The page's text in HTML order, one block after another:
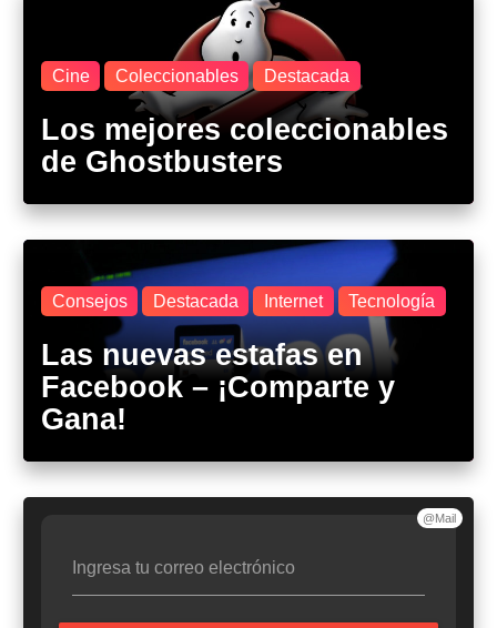
Cine Coleccionables Destacada
Los mejores coleccionables
de Ghostbusters
Consejos Destacada Internet Tecnología
Las nuevas estafas en
Facebook – ¡Comparte y
Gana!
@Mail
Ingresa tu correo electrónico